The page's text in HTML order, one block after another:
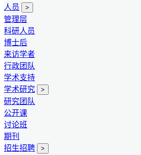
人员
>
管理层
科研人员
博士后
来访学者
行政团队
学术支持
学术研究
>
研究团队
公开课
讨论班
期刊
招生招聘
>